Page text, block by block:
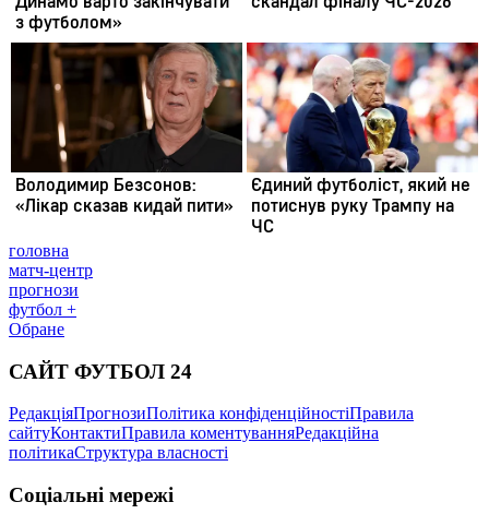
головна
матч-центр
прогнози
футбол +
Обране
САЙТ ФУТБОЛ 24
РедакціяПрогнозиПолітика конфіденційностіПравила
сайтуКонтактиПравила коментуванняРедакційна
політикаСтруктура власності
Соціальні мережі